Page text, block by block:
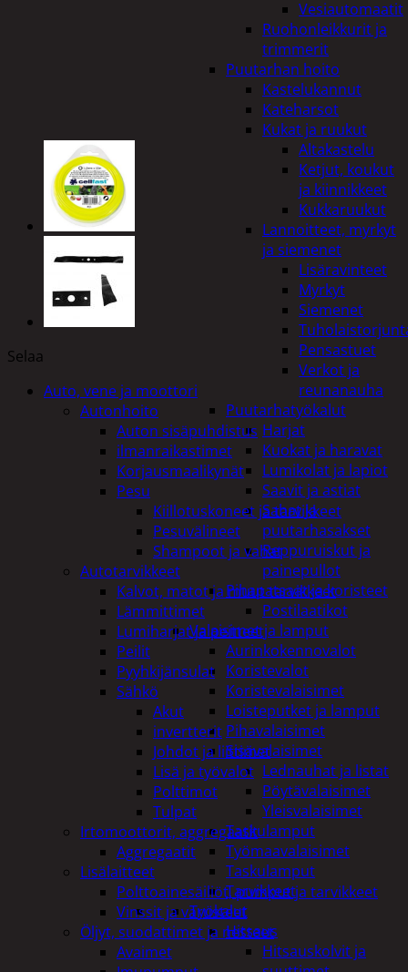
Vesiautomaatit
Ruohonleikkurit ja
trimmerit
Puutarhan hoito
Kastelukannut
Kateharsot
Kukat ja ruukut
Altakastelu
Ketjut, koukut
ja kiinnikkeet
Kukkaruukut
Lannoitteet, myrkyt
ja siemenet
Lisäravinteet
Myrkyt
Siemenet
Pensastuet
Verkot ja
reunanauha
Puutarhatyökalut
Harjat
Kuokat ja haravat
Lumikolat ja lapiot
Saavit ja astiat
Sahat ja
puutarhasakset
Reppuruiskut ja
painepullot
Pihapatsaat ja koristeet
Postilaatikot
Valaisimet ja lamput
Aurinkokennovalot
Koristevalot
Koristevalaisimet
Loisteputket ja lamput
Pihavalaisimet
Sisävalaisimet
Lednauhat ja listat
Pöytävalaisimet
Yleisvalaisimet
Taskulamput
Työmaavalaisimet
Taskulamput
Tarvikkeet
Työkalut
Hitsaus
Hitsauskolvit ja
Selaa
Auto, vene ja moottori
Autonhoito
Auton sisäpuhdistus
ilmanraikastimet
Korjausmaalikynät
Pesu
Kiillotuskoneet ja tarvikkeet
Pesuvälineet
Shampoot ja vahat
Autotarvikkeet
Kalvot, matot ja muut tarvikkeet
Lämmittimet
Lumiharjat ja peitteet
Peilit
Pyyhkijänsulat
Sähkö
Akut
invertterit
Johdot ja liittimet
Lisä ja työvalot
Polttimot
Tulpat
Irtomoottorit, aggregaatit
Aggregaatit
Lisälaitteet
Polttoainesäiliöt, pumput ja tarvikkeet
Vinssit ja varusteet
Öljyt, suodattimet ja nesteet
Avaimet